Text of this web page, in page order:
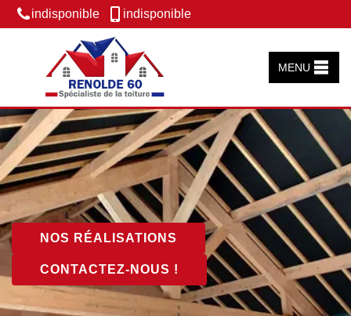
indisponible indisponible
MENU
NOS RÉALISATIONS
CONTACTEZ-NOUS !